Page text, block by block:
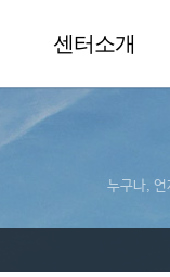
센터소개
누구나, 언